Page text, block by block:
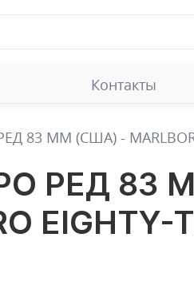
Контакты
83 ММ (США) - МАRLBORO
РЕД 83
EIGHTY-